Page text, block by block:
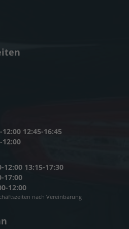
12:00 12:45-16:45
12:00
12:00 13:15-17:30
17:00
12:00
nach Vereinbarung